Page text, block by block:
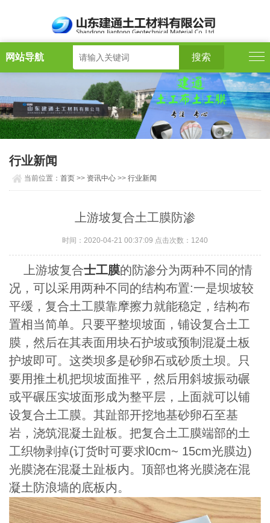
网站导航
行业新闻
当前位置：首页 >> 资讯中心 >>行业新闻
上游坡复合土工膜防渗
时间：2020-04-21 00:37:09 点击次数：1240
上游坡复合士工膜的防渗分为两种不同的情
况，可以采用两种不同的结构布置:一是坝坡较
平缓，复合土工膜靠摩擦力就能稳定，结构布
置相当简单。只要平整坝坡面，铺设复合土工
膜，然后在其表面用块石护坡或预制混凝土板
护坡即可。这类坝多是砂卵石或砂质土坝。只
要用推土机把坝坡面推平，然后用斜坡振动碾
或平碾压实坡面形成为整平层，上面就可以铺
设复合土工膜。其趾部开挖地基砂卵石至基
岩，浇筑混凝土趾板。把复合土工膜端部的土
工织物剥掉(订货时可要求l0cm~ 15cm光膜边)
光膜浇在混凝土趾板内。顶部也将光膜浇在混
凝土防浪墙的底板内。